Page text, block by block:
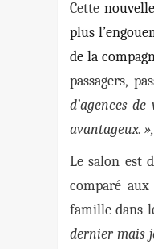
Cette
plus
de la
passagers,
d’agences
avantageux. »,
Le salon est
comparé
famille dans
dernier mais